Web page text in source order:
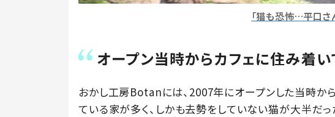
「猫も恐怖…平口さ
オープン当時からカフェに住み着
おかし工房Botanには、2007年にオープンした当時か
ている家が多く、しかも去勢をしていない猫が大半だ